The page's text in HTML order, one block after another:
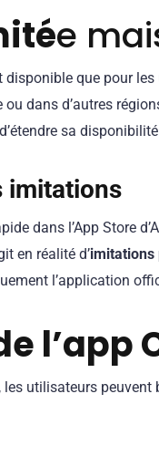
e
disponible que pour
dans d’autres
sa
imitations
dans l’App Store
en réalité d’imitations
l’application
l’app
les utilisateurs